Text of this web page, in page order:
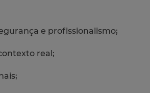
e profissionalismo;
real;